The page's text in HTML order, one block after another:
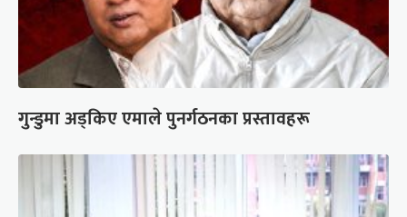
गुन्डुमा अड्किए एमाले पुनर्गठनका प्रस्तावहरू